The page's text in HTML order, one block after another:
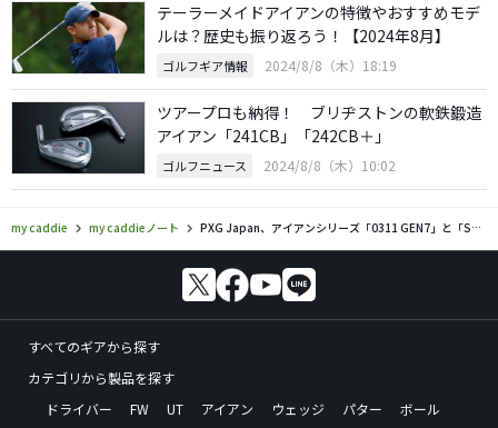
テーラーメイドアイアンの特徴やおすすめモデ
ルは？歴史も振り返ろう！【2024年8月】
ゴルフギア情報 2024/8/8（木）18:19
ツアープロも納得！ ブリヂストンの軟鉄鍛造
アイアン「241CB」「242CB＋」
ゴルフニュース 2024/8/8（木）10:02
my caddie my caddieノート PXG Japan、アイアンシリーズ「0311 GEN7」と「Suger Daddy III」ウェッジを新発売
すべてのギアから探す
カテゴリから製品を探す
ドライバー
FW UT アイアン ウェッジ パター
ボール